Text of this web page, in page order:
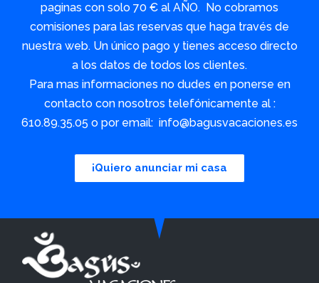
paginas con solo 70 € al AÑO. No cobramos
comisiones para las reservas que haga través de
nuestra web. Un único pago y tienes acceso directo
a los datos de todos los clientes.
Para mas informaciones no dudes en ponerse en
contacto con nosotros telefónicamente al :
610.89.35.05 o por email: info@bagusvacaciones.es
¡Quiero anunciar mi casa